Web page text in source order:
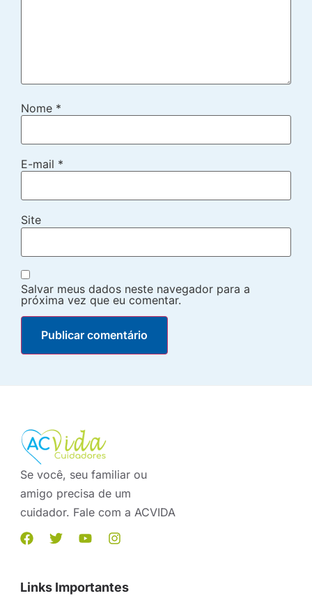
Nome *
E-mail *
Site
Salvar meus dados neste navegador para a
próxima vez que eu comentar.
Se você, seu familiar ou
amigo precisa de um
cuidador. Fale com a ACVIDA
Links Importantes